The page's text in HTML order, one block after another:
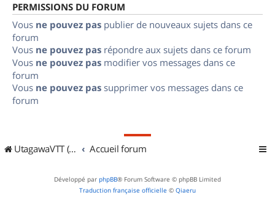
PERMISSIONS DU FORUM
Vous ne pouvez pas publier de nouveaux sujets dans ce
forum
Vous ne pouvez pas répondre aux sujets dans ce forum
Vous ne pouvez pas modifier vos messages dans ce
forum
Vous ne pouvez pas supprimer vos messages dans ce
forum
UtagawaVTT (Randos VTT et VTTAE avec traces GPS) Accueil forum
Développé par phpBB® Forum Software © phpBB Limited
Traduction française officielle © Qiaeru